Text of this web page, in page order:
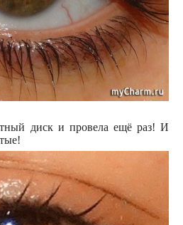
диск и провела ещё раз! И